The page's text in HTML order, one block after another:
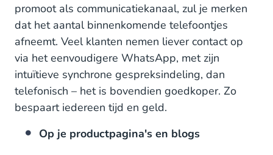
promoot als communicatiekanaal, zul je merken
dat het aantal binnenkomende telefoontjes
afneemt. Veel klanten nemen liever contact op
via het eenvoudigere WhatsApp, met zijn
intuïtieve synchrone gespreksindeling, dan
telefonisch – het is bovendien goedkoper. Zo
bespaart iedereen tijd en geld.
Op je productpagina's en blogs